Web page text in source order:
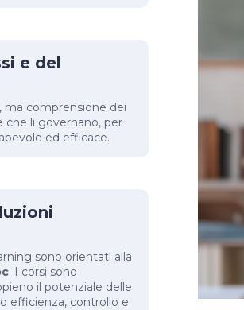
e del
comprensione dei
che li governano, per
ed efficace.
sono orientati alla
. I corsi sono
il potenziale delle
efficienza, controllo e